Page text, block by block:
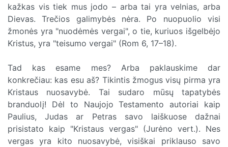
kažkas vis tiek mus jodo – arba tai yra velnias, arba
Dievas. Trečios galimybės nėra. Po nuopuolio visi
žmonės yra "nuodėmės vergai", o tie, kuriuos išgelbėjo
Kristus, yra "teisumo vergai" (Rom 6, 17–18).
Tad kas esame mes? Arba paklauskime dar
konkrečiau: kas esu aš? Tikintis žmogus visų pirma yra
Kristaus nuosavybė. Tai sudaro mūsų tapatybės
branduolį! Dėl to Naujojo Testamento autoriai kaip
Paulius, Judas ar Petras savo laiškuose dažnai
prisistato kaip "Kristaus vergas" (Jurėno vert.). Nes
vergas yra kito nuosavybė, visiškai priklauso savo